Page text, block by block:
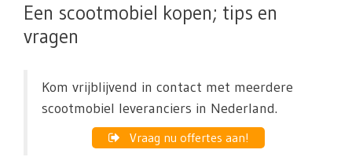
Een scootmobiel kopen; tips en
vragen
Kom vrijblijvend in contact met meerdere
scootmobiel leveranciers in Nederland.
Vraag nu offertes aan!